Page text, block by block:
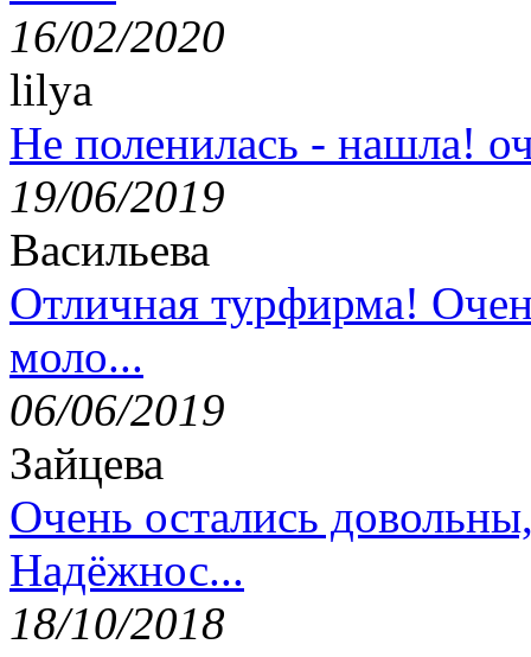
16/02/2020
lilya
Не поленилась - нашла!
19/06/2019
Васильева
Отличная турфирма!
моло...
06/06/2019
Зайцева
Очень остались
Надёжнос...
18/10/2018